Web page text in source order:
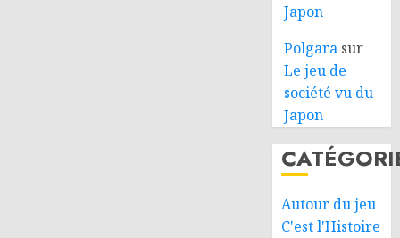
Japon
Polgara sur
Le jeu de
société vu du
Japon
Autour du jeu
C'est l'Histoire